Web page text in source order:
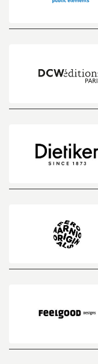
BURRI
LAMPE
Dietiker
Eero